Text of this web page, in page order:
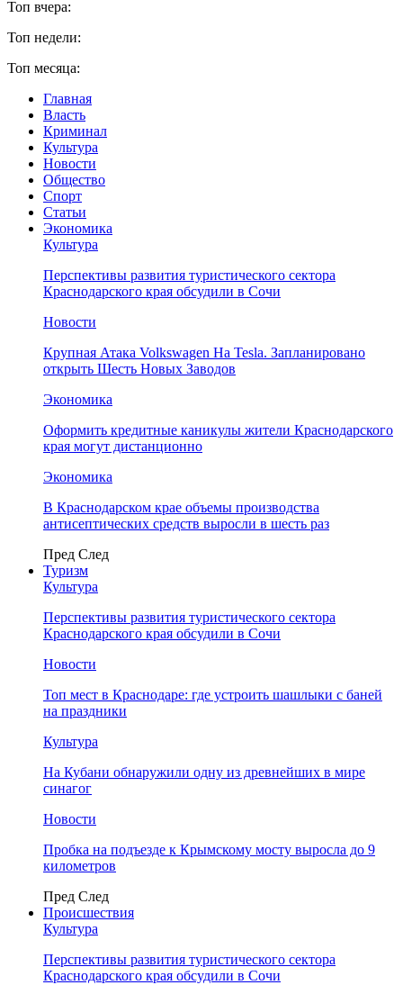
Топ вчера:
Топ недели:
Топ месяца:
Главная
Власть
Криминал
Культура
Новости
Общество
Спорт
Статьи
Экономика
Культура
Перспективы развития туристического сектора
Краснодарского края обсудили в Сочи
Новости
Крупная Атака Volkswagen На Tesla. Запланировано
открыть Шесть Новых Заводов
Экономика
Оформить кредитные каникулы жители Краснодарского
края могут дистанционно
Экономика
В Краснодарском крае объемы производства
антисептических средств выросли в шесть раз
Пред След
Туризм
Культура
Перспективы развития туристического сектора
Краснодарского края обсудили в Сочи
Новости
Топ мест в Краснодаре: где устроить шашлыки с баней
на праздники
Культура
На Кубани обнаружили одну из древнейших в мире
синагог
Новости
Пробка на подъезде к Крымскому мосту выросла до 9
километров
Пред След
Происшествия
Культура
Перспективы развития туристического сектора
Краснодарского края обсудили в Сочи